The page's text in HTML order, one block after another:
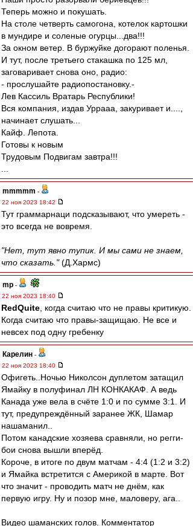
Теперь можно и покушать.
На столе четверть самогона, котелок картошки
в мундире и соленые огурцы...два!!!
За окном ветер. В буржуйке догорают поленья.
И тут, после третьего стакашка по 125 мл,
заговаривает снова оно, радио:
- прослушайте радиопостановку.-
Лев Кассиль Вратарь Республики!
Вся компания, издав Уррааа, закуривает и....,
начинает слушать...
Кайф. Лепота.
Готовы к новым
Трудовым Подвигам завтра!!!
mmmmm -
22 ноя 2023 18:42
Тут граммарнаци подсказывают, что умереть -
это всегда не вовремя.
"Нет, тут явно тупик. И мы сами не знаем,
что сказать."(Д.Хармс)
mp -
22 ноя 2023 18:40
RedQuite , когда считаю что не правы критикую.
Когда считаю что правы-защищаю. Не все и
невсех под одну гребенку
Карелин -
22 ноя 2023 18:40
Офигеть..Ночью Николсон дуплетом затащил
Ямайку в полуфинал ЛН КОНКАКАФ. А ведь
Канада уже вела в счёте 1:0 и по сумме 3:1. И
тут, предупреждённый заранее ЖК, Шамар
нашаманил..
Потом канадские хозяева сравняли, но регги-
бои снова вышли вперёд.
Короче, в итоге по двум матчам - 4:4 (1:2 и 3:2)
и Ямайка встретится с Америкой в марте. Вот
что значит - проводить матч не днём, как
первую игру. Ну и позор мне, маловеру, ага..
Видео шаманских голов. Комментатор